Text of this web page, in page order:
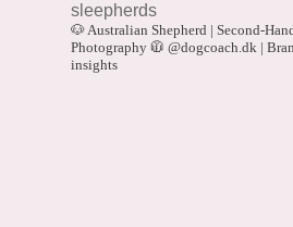
sleepherds
🐶 Australian Shepherd | Second-
Photography 🧥 @dogcoach.dk |
insights